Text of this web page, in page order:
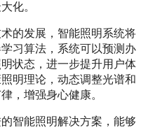
化。
的发展，智能照明系统将
习算法，系统可以预测办
状态，进一步提升用户体
明理论，动态调整光谱和
，增强身心健康。
智能照明解决方案，能够